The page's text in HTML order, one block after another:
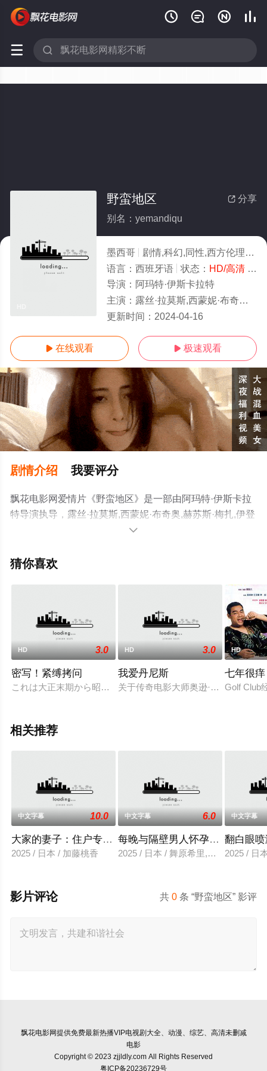
   
 
 分享
野蛮地区
别名：yemandiqu
墨西哥 剧情,科幻,同性,西方伦理
语言： 西班牙语 状态： HD/高清- 免费在线观看
导演： 阿玛特·伊斯卡拉特
主演： 露丝·拉莫斯,西蒙妮·布奇奥,赫苏斯·梅扎,伊登·比利亚维森西奥
更新时间： 2024-04-16
 在线观看  极速观看
剧情介绍 我要评分
飘花电影网爱情片《野蛮地区》是一部由阿玛特·伊斯卡拉
特导演执导，露丝·拉莫斯,西蒙妮·布奇奥,赫苏斯·梅扎,伊登
·比利亚维森西奥等演员精彩演绎的墨西哥电影，手机免费
信息可移步至豆瓣电影、电视猫或剧情网等平台了解。

猜你喜欢
HD 3.0
密写！紧缚拷问
これは大正末期から昭和にかけての物语である。胸を病む妻
HD 3.0
我爱丹尼斯
关于传奇电影大师奥逊·威尔斯的纪
HD
七年很痒
Golf Club
相关推荐
中文字幕 10.0
大家的妻子：住户专用洞口
2025 / 日本 / 加藤桃香
中文字幕 6.0
每晚与隔壁男人怀孕性爱
2025 / 日本 / 舞原希里,佐川金二
中文字幕
翻白眼
2025 / 日
共0 条 “野蛮地区” 影评
影片评论
飘花电影网提供免费最新热播VIP电视剧大全、动漫、综艺、高清未删减
电影
Copyright © 2023 zjjldly.com All Rights Reserved
粤ICP备20236729号